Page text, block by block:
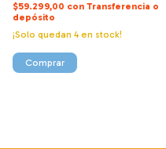
$59.299,00 con Transferencia o
depósito
¡Solo quedan 4en stock!